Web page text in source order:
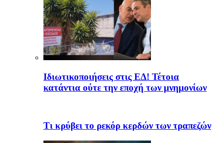
Ιδιωτικοποιήσεις στις ΕΔ! Τέτοια
κατάντια ούτε την εποχή των μνημονίων
Τι κρύβει το ρεκόρ κερδών των τραπεζών